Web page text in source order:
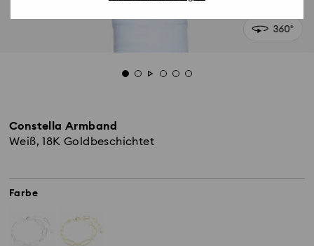
Constella Armband
Weiß, 18K Goldbeschichtet
Farbe